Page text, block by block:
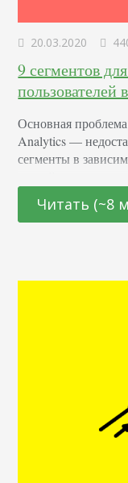
20.03.2020
9 сегментов
пользователей
Основная
Analytics —
сегменты в
зависимость
ведут себя
Читать (~8